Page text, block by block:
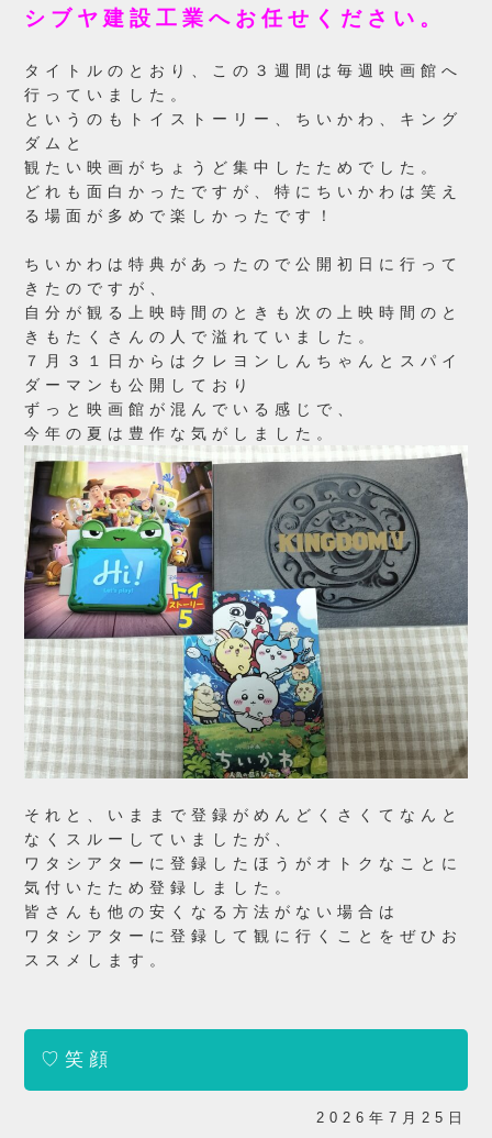
シブヤ建設工業へお任せください。
タイトルのとおり、この３週間は毎週映画館へ
行っていました。
というのもトイストーリー、ちいかわ、キング
ダムと
観たい映画がちょうど集中したためでした。
どれも面白かったですが、特にちいかわは笑え
る場面が多めで楽しかったです！
ちいかわは特典があったので公開初日に行って
きたのですが、
自分が観る上映時間のときも次の上映時間のと
きもたくさんの人で溢れていました。
７月３１日からはクレヨンしんちゃんとスパイ
ダーマンも公開しており
ずっと映画館が混んでいる感じで、
今年の夏は豊作な気がしました。
それと、いままで登録がめんどくさくてなんと
なくスルーしていましたが、
ワタシアターに登録したほうがオトクなことに
気付いたため登録しました。
皆さんも他の安くなる方法がない場合は
ワタシアターに登録して観に行くことをぜひお
ススメします。
♡笑顔
2026年7月25日